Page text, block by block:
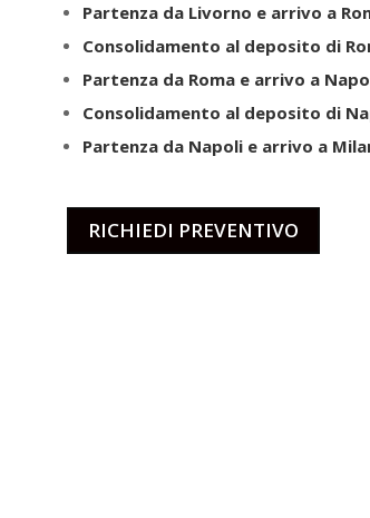
Partenza da Livorno e arrivo a
Consolidamento al deposito di
Partenza da Roma e arrivo a
Consolidamento al deposito di
Partenza da Napoli e arrivo a
RICHIEDI PREVENTIVO